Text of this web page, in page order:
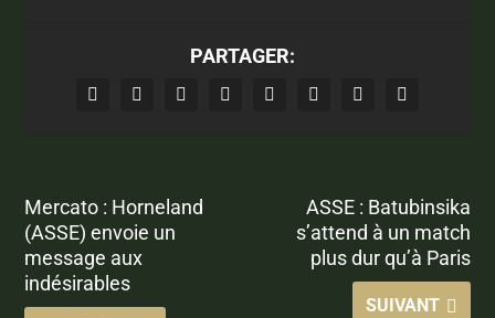
PARTAGER:
Mercato : Horneland
(ASSE) envoie un
message aux
indésirables
ASSE : Batubinsika
s’attend à un match
plus dur qu’à Paris
SUIVANT